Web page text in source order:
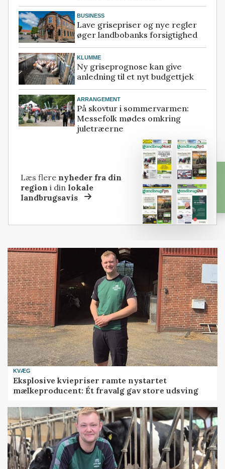
BUSINESS
Lave grisepriser og nye regler
øger landbobanks forsigtighed
KLUMME
Ny griseprognose kan give
anledning til et nyt budgettjek
ARRANGEMENT
På skovtur i sommervarmen:
Messefolk mødes omkring
juletræerne
Læs flere nyheder fra din
region i dinlokale
landbrugsavis
KVÆG
Eksplosive kviepriser ramte nystartet
mælkeproducent: Ét fravalg gav store udsving